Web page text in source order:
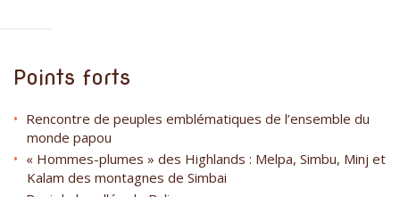
Points forts
Rencontre de peuples emblématiques de l’ensemble du
monde papou
« Hommes-plumes » des Highlands : Melpa, Simbu, Minj et
Kalam des montagnes de Simbai